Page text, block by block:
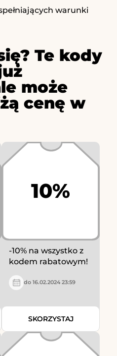
warunki
Te kody
może
cenę w
10%
-10% na wszystko z
kodem rabatowym!
do 16.02.2024 23:59
SKORZYSTAJ